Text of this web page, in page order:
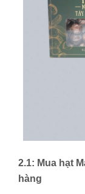
2.1: Mua hạt
hàng